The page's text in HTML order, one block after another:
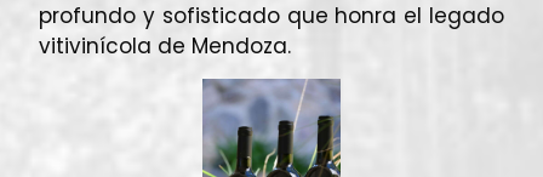
profundo y sofisticado que honra el legado
vitivinícola de Mendoza.